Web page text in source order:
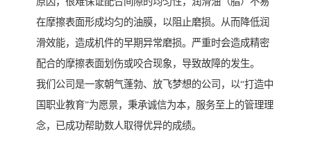
在摩擦表面形成均匀的油膜，以阻止磨损。从而降低润
滑效能，造成机件的早期异常磨损。严重时会造成精密
配合的摩擦表面划伤或咬合现象，导致故障的发生。
我们公司是一家朝气蓬勃、放飞梦想的公司，以“打造中
国职业教育”为愿景，秉承诚信为本，服务至上的管理理
念，已成功帮助数人取得优异的成绩。